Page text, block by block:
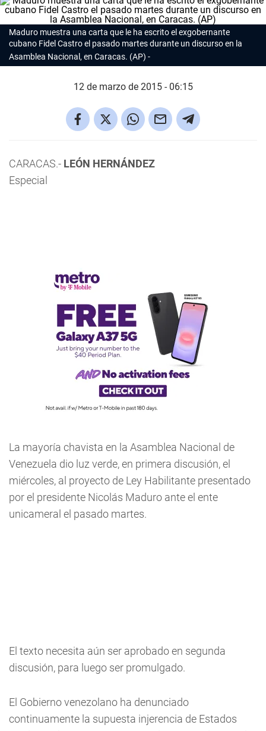
Maduro muestra una carta que le ha escrito el exgobernante
cubano Fidel Castro el pasado martes durante un discurso en la
Asamblea Nacional, en Caracas. (AP)
12 de marzo de 2015 - 06:15
CARACAS.- LEÓN HERNÁNDEZ
Especial
La mayoría chavista en la Asamblea Nacional de
Venezuela dio luz verde, en primera discusión, el
miércoles, al proyecto de Ley Habilitante presentado
por el presidente Nicolás Maduro ante el ente
unicameral el pasado martes.
El texto necesita aún ser aprobado en segunda
discusión, para luego ser promulgado.
El Gobierno venezolano ha denunciado
continuamente la supuesta injerencia de Estados